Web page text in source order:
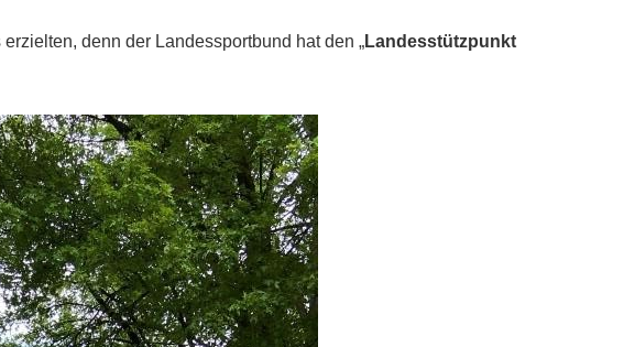
denn der Landessportbund hat den „Landesstützpunkt